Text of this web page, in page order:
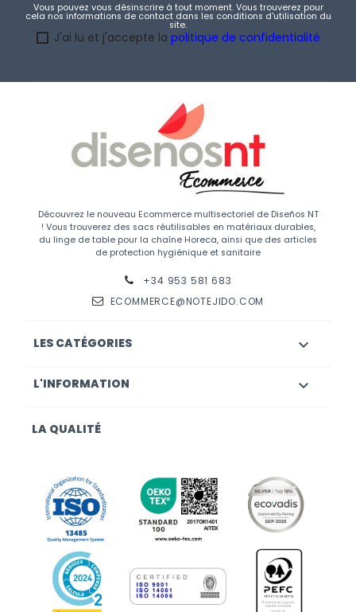
Vous pouvez vous désinscrire à tout moment. Vous trouverez pour
cela nos informations de contact dans les conditions d'utilisation du
site.
J'ai lu et j'accepte la politique de confidentialité
Découvrez le nouveau Ecommerce multisectoriel de Diseños NT
! Vous trouverez des sacs réutilisables en matériaux durables,
du linge de table pour la chaîne Horeca, ainsi que des articles
de protection hygiénique et sanitaire
+34 953 581 683
ECOMMERCE@NOTEJIDO.COM
LES CATÉGORIES 
L'INFORMATION 
LA QUALITÉ